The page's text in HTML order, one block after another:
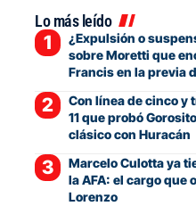
Lo más leído
¿Expulsión o
sobre Moretti que
Francis en la previa
Con línea de cinco y
11 que probó
clásico con Huracán
Marcelo Culotta ya
la AFA: el cargo que
Lorenzo